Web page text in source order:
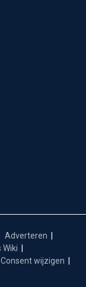
Adverteren
Wiki
Consent wijzigen